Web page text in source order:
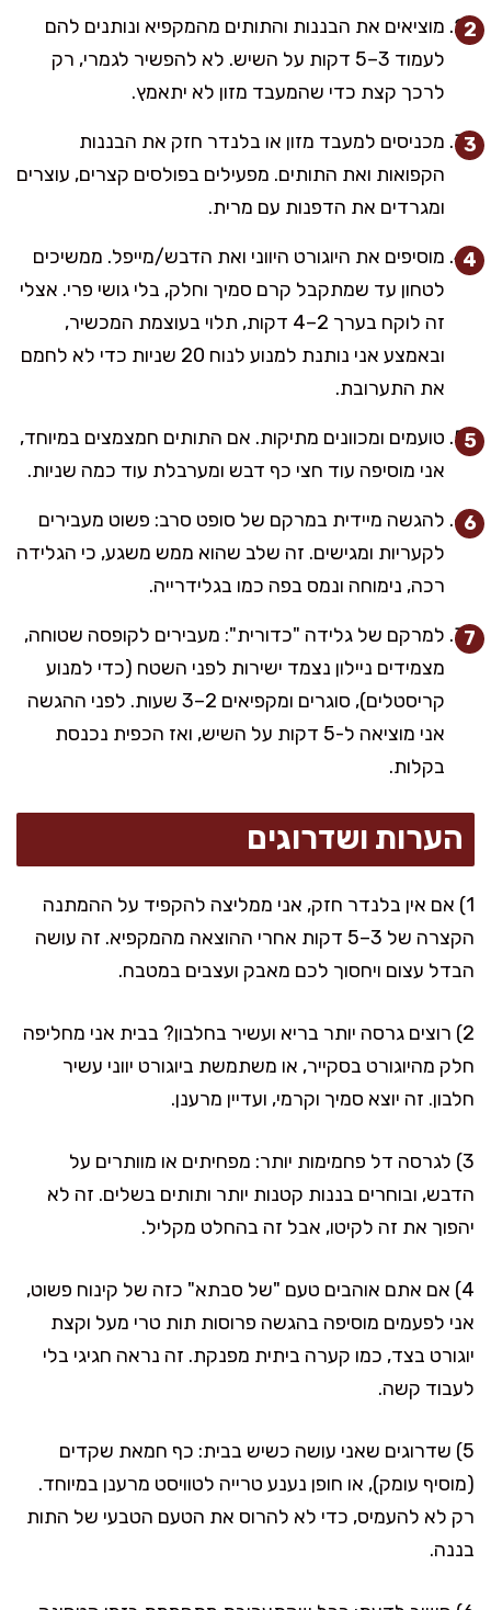
מוציאים את הבננות והתותים מהמקפיא ונותנים להם
לעמוד 3–5 דקות על השיש. לא להפשיר לגמרי, רק
לרכך קצת כדי שהמעבד מזון לא יתאמץ.
מכניסים למעבד מזון או בלנדר חזק את הבננות
הקפואות ואת התותים. מפעילים בפולסים קצרים, עוצרים
ומגרדים את הדפנות עם מרית.
מוסיפים את היוגורט היווני ואת הדבש/מייפל. ממשיכים
לטחון עד שמתקבל קרם סמיך וחלק, בלי גושי פרי. אצלי
זה לוקח בערך 2–4 דקות, תלוי בעוצמת המכשיר,
ובאמצע אני נותנת למנוע לנוח 20 שניות כדי לא לחמם
את התערובת.
טועמים ומכוונים מתיקות. אם התותים חמצמצים במיוחד,
אני מוסיפה עוד חצי כף דבש ומערבלת עוד כמה שניות.
להגשה מיידית במרקם של סופט סרב: פשוט מעבירים
לקעריות ומגישים. זה שלב שהוא ממש משגע, כי הגלידה
רכה, נימוחה ונמס בפה כמו בגלידרייה.
למרקם של גלידה "כדורית": מעבירים לקופסה שטוחה,
מצמידים ניילון נצמד ישירות לפני השטח (כדי למנוע
קריסטלים), סוגרים ומקפיאים 2–3 שעות. לפני ההגשה
אני מוציאה ל-5 דקות על השיש, ואז הכפית נכנסת
בקלות.
הערות ושדרוגים
1) אם אין בלנדר חזק, אני ממליצה להקפיד על ההמתנה
הקצרה של 3–5 דקות אחרי ההוצאה מהמקפיא. זה עושה
הבדל עצום ויחסוך לכם מאבק ועצבים במטבח.
2) רוצים גרסה יותר בריא ועשיר בחלבון? בבית אני מחליפה
חלק מהיוגורט בסקייר, או משתמשת ביוגורט יווני עשיר
חלבון. זה יוצא סמיך וקרמי, ועדיין מרענן.
3) לגרסה דל פחמימות יותר: מפחיתים או מוותרים על
הדבש, ובוחרים בננות קטנות יותר ותותים בשלים. זה לא
יהפוך את זה לקיטו, אבל זה בהחלט מקליל.
4) אם אתם אוהבים טעם "של סבתא" כזה של קינוח פשוט,
אני לפעמים מוסיפה בהגשה פרוסות תות טרי מעל וקצת
יוגורט בצד, כמו קערה ביתית מפנקת. זה נראה חגיגי בלי
לעבוד קשה.
5) שדרוגים שאני עושה כשיש בבית: כף חמאת שקדים
(מוסיף עומק), או חופן נענע טרייה לטוויסט מרענן במיוחד.
רק לא להעמיס, כדי לא להרוס את הטעם הטבעי של התות
בננה.